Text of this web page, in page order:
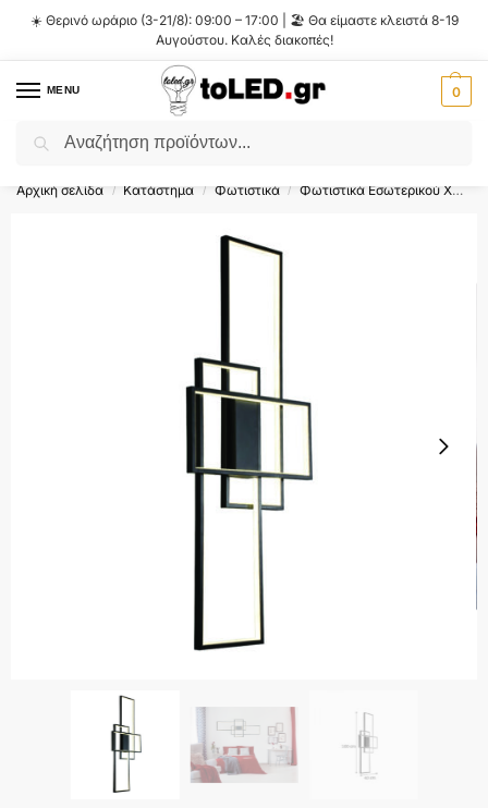
☀️ Θερινό ωράριο (3-21/8): 09:00 – 17:00 | 🏖️ Θα είμαστε κλειστά 8-19
Αυγούστου. Καλές διακοπές!
MENU 0
Flash Sale ⚡ 10% Έκπτωση με τον κωδικό
Αρχική σελίδα / Κατάστημα / Φωτιστικά / Φωτιστικά Εσωτερικού Χώρου